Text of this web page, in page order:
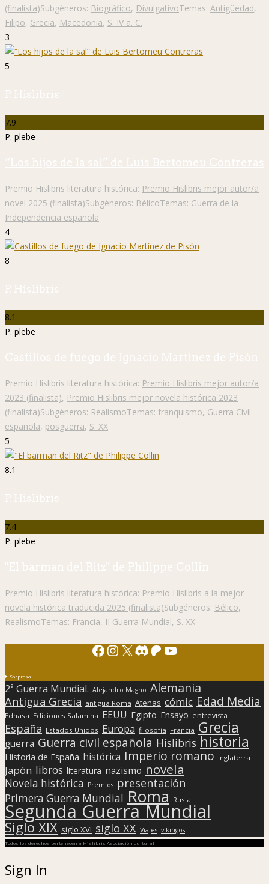
(finalista)Subgéneros: Biográfico, DivulgativoTemas: Antigüedad,
Filipo, Grecia, Macedonia, S. IV a. C.
3
5
P. Hislibris
7.9
P. plebe
“Los hijos de la sal” de Luis Bertomeu Contreras
Premio Hislibris literatura histórica: Premio Hislibris mejor autor/a
novel 2025 (finalista)Subgéneros: BélicoTemas: Guerra de la
Independencia española
4
8
P. Hislibris
8.1
P. plebe
Castillos de fuego de Ignacio Martínez de Pisón
Premio Hislibris literatura histórica: Premio Hislibris mejor autor/a
2023 (finalista), Premio Hislibris mejor novela histórica 2023
(finalista)Subgéneros: RealismoTemas: franquismo, Guerra Civil
española, posguerra, S. XX
5
8.1
P. Hislibris
7.4
P. plebe
"El barman del Ritz" de Philippe Collin
Premio Hislibris literatura histórica: Premio Hislibris a la mejor
novela histórica traducida 2025 (finalista)Subgéneros: Bélico,
RealismoTemas: Francia, II Guerra Mundial, S. XX
Facebook
Instagram
X Discord
Patreon
YouTube
Sorpresa
2ª Guerra Mundial. Alejandro Magno Alemania
Antigua Grecia antigua Roma Atenas cómic Edad Media
Edhasa Ediciones Salamina EEUU Egipto Ensayo entrevista
España Estados Unidos Europa filosofía Francia Grecia
guerra Guerra civil española Hislibris historia
Historia de España histórica Imperio romano Inglaterra
Japón libros literatura nazismo novela
Novela histórica Premios presentación
Primera Guerra Mundial Roma Rusia
Segunda Guerra Mundial
Siglo XIX siglo XVI siglo XX Viajes vikingos
Todos los derechos pertenecen a Hislibris Asociación cultural
Sign In